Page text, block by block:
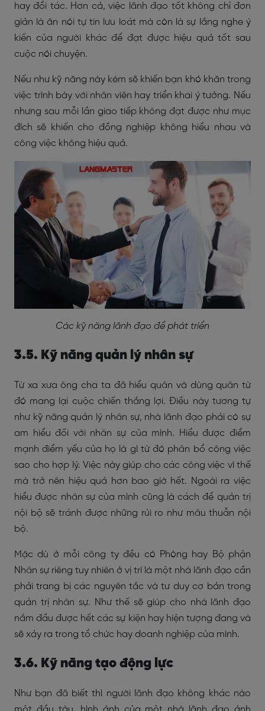
hay đổi tác. Hơn cả, việc lãnh đạo tốt không chỉ đơn
giản là ăn nói tự tin lưu loát mà còn là sự lắng nghe ý
kiến của người khác để đạt được hiệu quả tốt sau
cuộc nói chuyện.
Nếu như kỹ năng này kém sẽ khiến bạn khó khăn trong
việc trình bày với nhân viên hay triển khai ý tưởng. Nếu
nhưng sau mỗi lần giao tiếp không đạt được như mục
đích sẽ khiến cho đồng nghiệp không hiểu nhau và
công việc không hiệu quả.
Các kỹ năng lãnh đạo để phát triển
3.5. Kỹ năng quản lý nhân sự
Từ xa xưa ông cha ta đã hiểu quân và dùng quân từ
đó mang lại cuộc chiến thắng lợi. Điều này tương tự
như kỹ năng quản lý nhân sự, nhà lãnh đạo phải có sự
am hiểu đối với nhân sự của mình. Hiểu được điểm
mạnh điểm yếu của họ là gì từ đó phân bổ công việc
sao cho hợp lý. Việc này giúp cho các công việc vì thế
mà trở nên hiệu quả hơn bao giờ hết. Ngoài ra việc
hiểu được nhân sự của mình cũng là cách để quản trị
nội bộ sẽ tránh được những rủi ro như mâu thuẫn nội
bộ.
Mặc dù ở mỗi công ty đều có Phòng hay Bộ phận
Nhân sự riêng tuy nhiên ở vị trí là một nhà lãnh đạo cần
phải trang bị các nguyên tắc và tư duy cơ bản trong
quản trị nhân sự. Như thế sẽ giúp cho nhà lãnh đạo
nắm đầu được hết các sự kiện hay hiện tượng đang và
sẽ xảy ra trong tổ chức hay doanh nghiệp của mình.
3.6. Kỹ năng tạo động lực
Như bạn đã biết thì người lãnh đạo không khác nào